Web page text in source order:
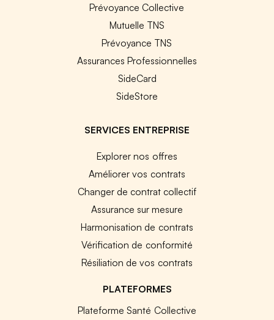
Prévoyance Collective
Mutuelle TNS
Prévoyance TNS
Assurances Professionnelles
SideCard
SideStore
SERVICES ENTREPRISE
Explorer nos offres
Améliorer vos contrats
Changer de contrat collectif
Assurance sur mesure
Harmonisation de contrats
Vérification de conformité
Résiliation de vos contrats
PLATEFORMES
Plateforme Santé Collective